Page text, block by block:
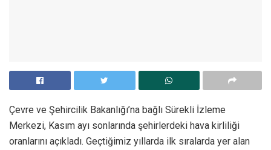
Çevre ve Şehircilik Bakanlığı’na bağlı Sürekli İzleme
Merkezi, Kasım ayı sonlarında şehirlerdeki hava kirliliği
oranlarını açıkladı. Geçtiğimiz yıllarda ilk sıralarda yer alan